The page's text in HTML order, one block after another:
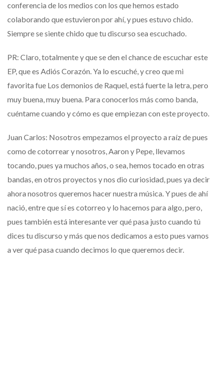
conferencia de los medios con los que hemos estado
colaborando que estuvieron por ahí, y pues estuvo chido.
Siempre se siente chido que tu discurso sea escuchado.
PR: Claro, totalmente y que se den el chance de escuchar este
EP, que es Adiós Corazón. Ya lo escuché, y creo que mi
favorita fue Los demonios de Raquel, está fuerte la letra, pero
muy buena, muy buena. Para conocerlos más como banda,
cuéntame cuando y cómo es que empiezan con este proyecto.
Juan Carlos: Nosotros empezamos el proyecto a raíz de pues
como de cotorrear y nosotros, Aaron y Pepe, llevamos
tocando, pues ya muchos años, o sea, hemos tocado en otras
bandas, en otros proyectos y nos dio curiosidad, pues ya decir
ahora nosotros queremos hacer nuestra música. Y pues de ahí
nació, entre que sí es cotorreo y lo hacemos para algo, pero,
pues también está interesante ver qué pasa justo cuando tú
dices tu discurso y más que nos dedicamos a esto pues vamos
a ver qué pasa cuando decimos lo que queremos decir.